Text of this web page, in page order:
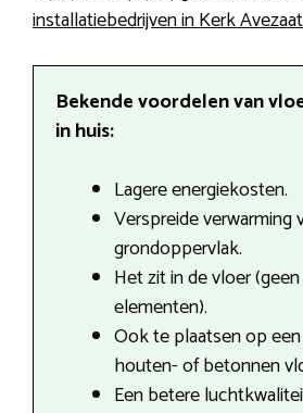
installatiebedrijven in Kerk
Bekende voordelen van
in huis:
Lagere energiekosten.
Verspreide
grondoppervlak.
Het zit in de vloer
elementen).
Ook te plaatsen op
houten- of betonnen
Een betere